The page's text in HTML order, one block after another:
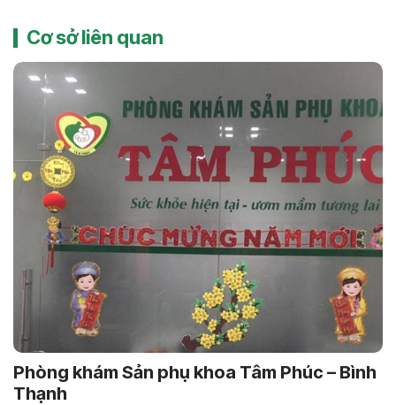
Cơ sở liên quan
Phòng khám Sản phụ khoa Tâm Phúc – Bình
Thạnh